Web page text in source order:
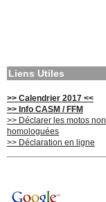
Liens Utiles
>> Calendrier 2017 <<
>> Info CASM / FFM
>> Déclarer les motos non
homologuées
>> Déclaration en ligne